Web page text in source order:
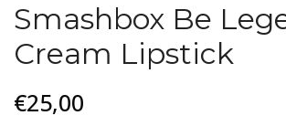
Smashbox Be
Cream Lipstick
€25,00